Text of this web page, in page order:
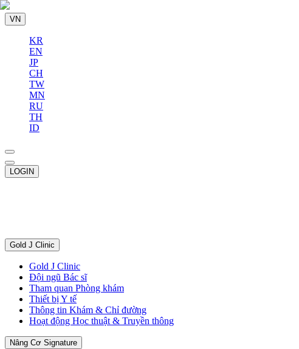
VN
KR
EN
JP
CH
TW
MN
RU
TH
ID
LOGIN
Gold J Clinic
Gold J Clinic
Đội ngũ Bác sĩ
Tham quan Phòng khám
Thiết bị Y tế
Thông tin Khám & Chỉ đường
Hoạt động Học thuật & Truyền thông
Nâng Cơ Signature